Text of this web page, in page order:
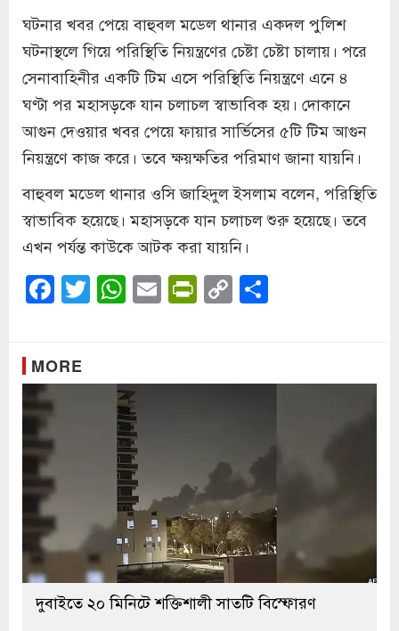
ঘটনার খবর পেয়ে বাহুবল মডেল থানার একদল পুলিশ
ঘটনাস্থলে গিয়ে পরিস্থিতি নিয়ন্ত্রণের চেষ্টা চেষ্টা চালায়। পরে
সেনাবাহিনীর একটি টিম এসে পরিস্থিতি নিয়ন্ত্রণে এনে ৪
ঘণ্টা পর মহাসড়কে যান চলাচল স্বাভাবিক হয়। দোকানে
আগুন দেওয়ার খবর পেয়ে ফায়ার সার্ভিসের ৫টি টিম আগুন
নিয়ন্ত্রণে কাজ করে। তবে ক্ষয়ক্ষতির পরিমাণ জানা যায়নি।
বাহুবল মডেল থানার ওসি জাহিদুল ইসলাম বলেন, পরিস্থিতি
স্বাভাবিক হয়েছে। মহাসড়কে যান চলাচল শুরু হয়েছে। তবে
এখন পর্যন্ত কাউকে আটক করা যায়নি।
Facebook
Twitter
WhatsApp
EmailPrintFriendly
Copy
Link
MORE
দুবাইতে ২০ মিনিটে শক্তিশালী সাতটি বিস্ফোরণ